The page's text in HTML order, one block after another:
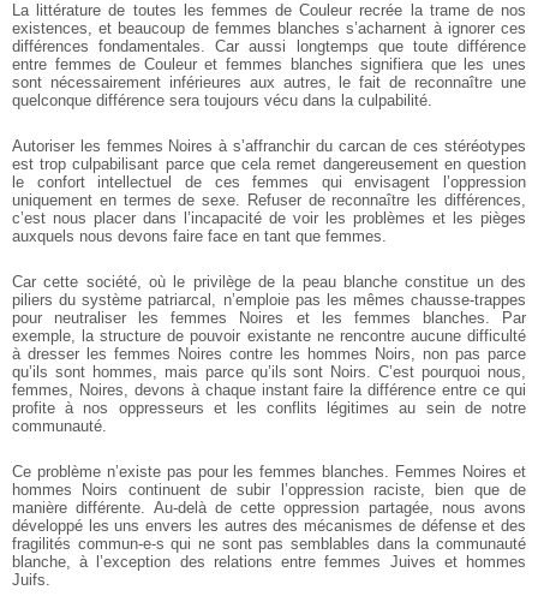
La littérature de toutes les femmes de Couleur recrée la trame de nos
existences, et beaucoup de femmes blanches s’acharnent à ignorer ces
différences fondamentales. Car aussi longtemps que toute différence
entre femmes de Couleur et femmes blanches signifiera que les unes
sont nécessairement inférieures aux autres, le fait de reconnaître une
quelconque différence sera toujours vécu dans la culpabilité.
Autoriser les femmes Noires à s’affranchir du carcan de ces stéréotypes
est trop culpabilisant parce que cela remet dangereusement en question
le confort intellectuel de ces femmes qui envisagent l’oppression
uniquement en termes de sexe. Refuser de reconnaître les différences,
c’est nous placer dans l’incapacité de voir les problèmes et les pièges
auxquels nous devons faire face en tant que femmes.
Car cette société, où le privilège de la peau blanche constitue un des
piliers du système patriarcal, n’emploie pas les mêmes chausse-trappes
pour neutraliser les femmes Noires et les femmes blanches. Par
exemple, la structure de pouvoir existante ne rencontre aucune difficulté
à dresser les femmes Noires contre les hommes Noirs, non pas parce
qu’ils sont hommes, mais parce qu’ils sont Noirs. C’est pourquoi nous,
femmes, Noires, devons à chaque instant faire la différence entre ce qui
profite à nos oppresseurs et les conflits légitimes au sein de notre
communauté.
Ce problème n’existe pas pour les femmes blanches. Femmes Noires et
hommes Noirs continuent de subir l’oppression raciste, bien que de
manière différente. Au-delà de cette oppression partagée, nous avons
développé les uns envers les autres des mécanismes de défense et des
fragilités commun-e-s qui ne sont pas semblables dans la communauté
blanche, à l’exception des relations entre femmes Juives et hommes
Juifs.